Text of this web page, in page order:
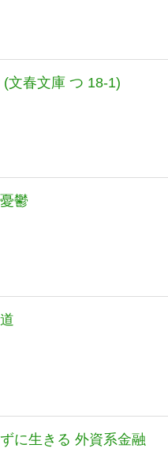
文春文庫 つ 18-1)
鬱
に生きる 外資系金融